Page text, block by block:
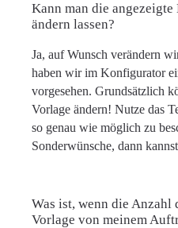
Kann man die
ändern lassen?
Ja, auf Wunsch verändern
haben wir im Konfigurator
vorgesehen. Grundsätzlich
Vorlage ändern! Nutze das
so genau wie möglich zu
Sonderwünsche, dann
Was ist, wenn die Anzahl
Vorlage von meinem